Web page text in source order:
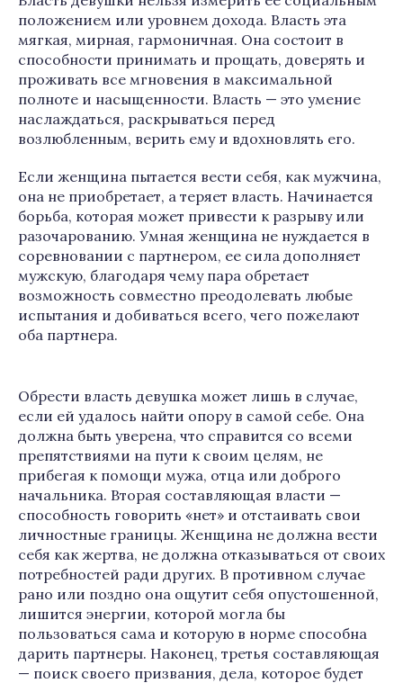
положением или уровнем дохода. Власть эта
мягкая, мирная, гармоничная. Она состоит в
способности принимать и прощать, доверять и
проживать все мгновения в максимальной
полноте и насыщенности. Власть — это умение
наслаждаться, раскрываться перед
возлюбленным, верить ему и вдохновлять его.
Если женщина пытается вести себя, как мужчина,
она не приобретает, а теряет власть. Начинается
борьба, которая может привести к разрыву или
разочарованию. Умная женщина не нуждается в
соревновании с партнером, ее сила дополняет
мужскую, благодаря чему пара обретает
возможность совместно преодолевать любые
испытания и добиваться всего, чего пожелают
оба партнера.
Обрести власть девушка может лишь в случае,
если ей удалось найти опору в самой себе. Она
должна быть уверена, что справится со всеми
препятствиями на пути к своим целям, не
прибегая к помощи мужа, отца или доброго
начальника. Вторая составляющая власти —
способность говорить «нет» и отстаивать свои
личностные границы. Женщина не должна вести
себя как жертва, не должна отказываться от своих
потребностей ради других. В противном случае
рано или поздно она ощутит себя опустошенной,
лишится энергии, которой могла бы
пользоваться сама и которую в норме способна
дарить партнеры. Наконец, третья составляющая
— поиск своего призвания, дела, которое будет